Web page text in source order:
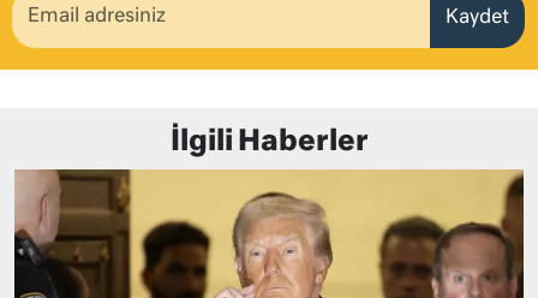
Kaydet
İlgili Haberler